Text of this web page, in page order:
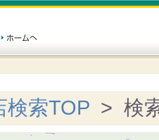
検索TOP > 検